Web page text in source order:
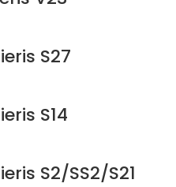
S27
S14
S2/SS2/S21